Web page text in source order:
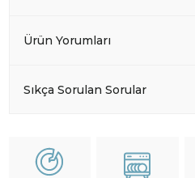
Ürün Yorumları
Sıkça Sorulan Sorular